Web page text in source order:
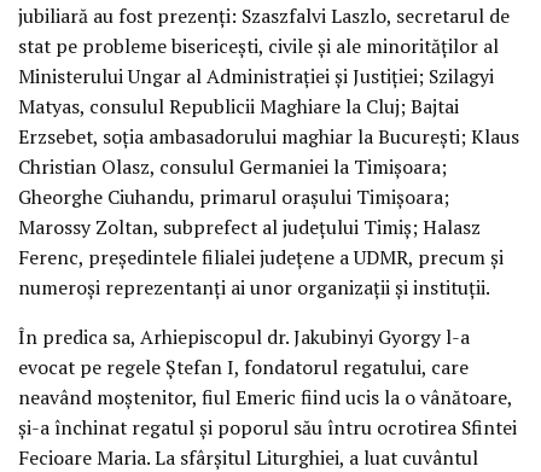
jubiliară au fost prezenţi: Szaszfalvi Laszlo, secretarul de
stat pe probleme bisericeşti, civile şi ale minorităţilor al
Ministerului Ungar al Administraţiei şi Justiţiei; Szilagyi
Matyas, consulul Republicii Maghiare la Cluj; Bajtai
Erzsebet, soţia ambasadorului maghiar la Bucureşti; Klaus
Christian Olasz, consulul Germaniei la Timişoara;
Gheorghe Ciuhandu, primarul oraşului Timişoara;
Marossy Zoltan, subprefect al judeţului Timiş; Halasz
Ferenc, preşedintele filialei judeţene a UDMR, precum şi
numeroşi reprezentanţi ai unor organizaţii şi instituţii.
În predica sa, Arhiepiscopul dr. Jakubinyi Gyorgy l-a
evocat pe regele Ştefan I, fondatorul regatului, care
neavând moştenitor, fiul Emeric fiind ucis la o vânătoare,
şi-a închinat regatul şi poporul său întru ocrotirea Sfintei
Fecioare Maria. La sfârşitul Liturghiei, a luat cuvântul